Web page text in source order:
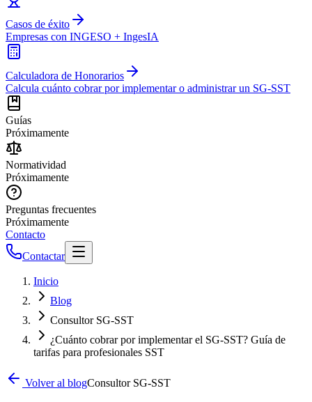
Casos de éxito
Empresas con INGESO + IngesIA
Calculadora de Honorarios
Calcula cuánto cobrar por implementar o administrar un SG-SST
Guías
Próximamente
Normatividad
Próximamente
Preguntas frecuentes
Próximamente
Contacto
Contactar
Inicio
Blog
Consultor SG-SST
¿Cuánto cobrar por implementar el SG-SST? Guía de
tarifas para profesionales SST
Volver al blogConsultor SG-SST